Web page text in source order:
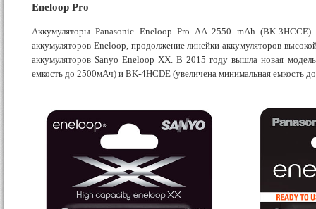
Eneloop Pro
Аккумуляторы Panasonic Eneloop Pro AA 2550 mAh (BK-
аккумуляторов Eneloop, продолжение линейки аккумуляторов
аккумуляторов Sanyo Eneloop XX. В 2015 году вышла новая
емкость до 2500мАч) и BK-4HCDE (увеличена минимальная емкость